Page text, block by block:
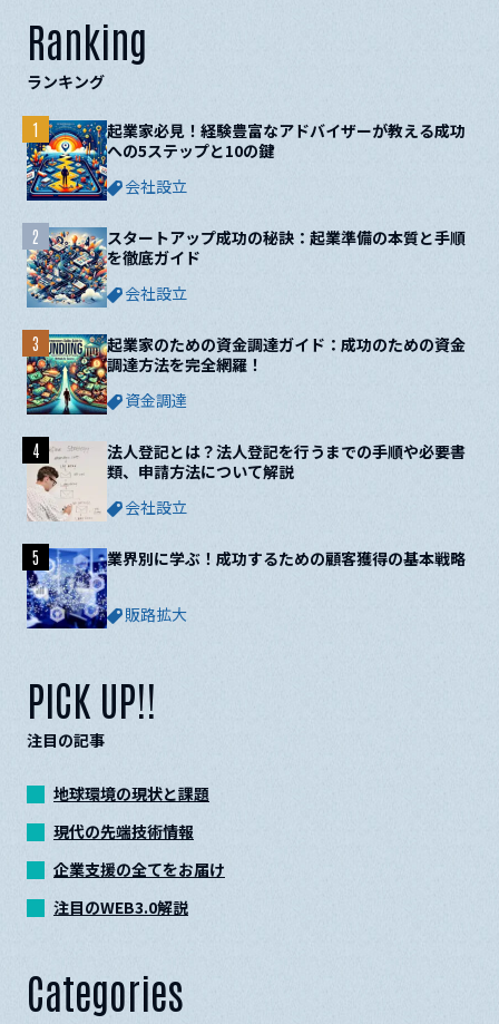
Ranking
ランキング
起業家必見！経験豊富なアドバイザーが教える成功
への5ステップと10の鍵
会社設立
1
スタートアップ成功の秘訣：起業準備の本質と手順
を徹底ガイド
会社設立
2
起業家のための資金調達ガイド：成功のための資金
調達方法を完全網羅！
資金調達
3
法人登記とは？法人登記を行うまでの手順や必要書
類、申請方法について解説
会社設立
4
業界別に学ぶ！成功するための顧客獲得の基本戦略
販路拡大
5
PICK UP!!
注目の記事
地球環境の現状と課題
現代の先端技術情報
企業支援の全てをお届け
注目のWEB3.0解説
Categories